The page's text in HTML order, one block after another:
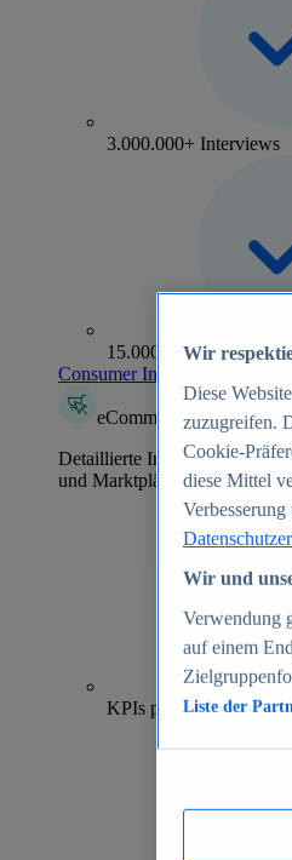
3.000.000+ Interviews
15.000+ Marken
Consumer Insights entdecken
eCommerce Insights
Detaillierte Informationen zu
und Marktplätzen
KPIs pro Shop
Wir
Diese
zuzugreifen.
Cookie-
diese Mittel
Verbesserung
Wir und
Verwendung
auf einem
Liste der